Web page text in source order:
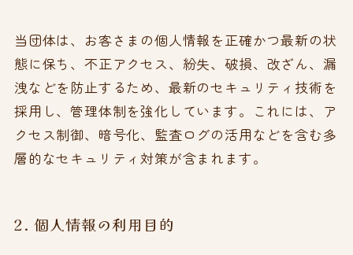
当団体は、お客さまの個人情報を正確かつ最新の状
態に保ち、不正アクセス、紛失、破損、改ざん、漏
洩などを防止するため、最新のセキュリティ技術を
採用し、管理体制を強化しています。これには、ア
クセス制御、暗号化、監査ログの活用などを含む多
層的なセキュリティ対策が含まれます。
2. 個人情報の利用目的